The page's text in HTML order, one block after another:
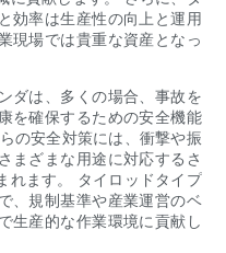
効率は生産性の向上と運用
現場では貴重な資産となっ
ダは、多くの場合、事故を
を確保するための安全機能
の安全対策には、衝撃や振
まざまな用途に対応するさ
れます。 タイロッドタイプ
、規制基準や産業運営のベ
生産的な作業環境に貢献し